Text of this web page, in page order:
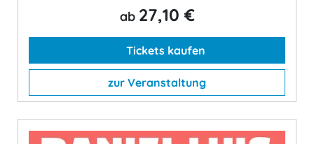
ab 27,10 €
Tickets kaufen
zur Veranstaltung